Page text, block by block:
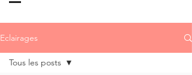
Eclairages
Tous les posts